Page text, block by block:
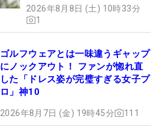
2026年8月8日 (土) 10時33分
1
ゴルフウェアとは一味違うギャップ
にノックアウト！ ファンが惚れ直
した「ドレス姿が完璧すぎる女子プ
ロ」神10
2026年8月7日 (金) 19時45分 111